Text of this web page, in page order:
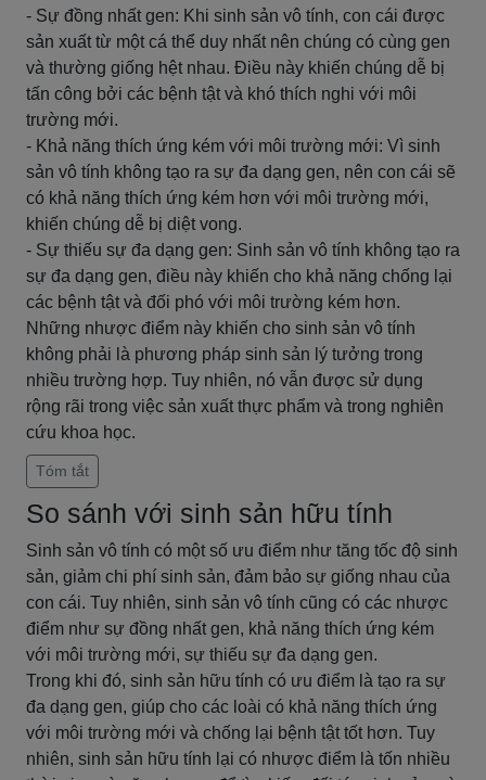
- Sự đồng nhất gen: Khi sinh sản vô tính, con cái được
sản xuất từ một cá thể duy nhất nên chúng có cùng gen
và thường giống hệt nhau. Điều này khiến chúng dễ bị
tấn công bởi các bệnh tật và khó thích nghi với môi
trường mới.
- Khả năng thích ứng kém với môi trường mới: Vì sinh
sản vô tính không tạo ra sự đa dạng gen, nên con cái sẽ
có khả năng thích ứng kém hơn với môi trường mới,
khiến chúng dễ bị diệt vong.
- Sự thiếu sự đa dạng gen: Sinh sản vô tính không tạo ra
sự đa dạng gen, điều này khiến cho khả năng chống lại
các bệnh tật và đối phó với môi trường kém hơn.
Những nhược điểm này khiến cho sinh sản vô tính
không phải là phương pháp sinh sản lý tưởng trong
nhiều trường hợp. Tuy nhiên, nó vẫn được sử dụng
rộng rãi trong việc sản xuất thực phẩm và trong nghiên
cứu khoa học.
Tóm tắt
So sánh với sinh sản hữu tính
Sinh sản vô tính có một số ưu điểm như tăng tốc độ sinh
sản, giảm chi phí sinh sản, đảm bảo sự giống nhau của
con cái. Tuy nhiên, sinh sản vô tính cũng có các nhược
điểm như sự đồng nhất gen, khả năng thích ứng kém
với môi trường mới, sự thiếu sự đa dạng gen.
Trong khi đó, sinh sản hữu tính có ưu điểm là tạo ra sự
đa dạng gen, giúp cho các loài có khả năng thích ứng
với môi trường mới và chống lại bệnh tật tốt hơn. Tuy
nhiên, sinh sản hữu tính lại có nhược điểm là tốn nhiều